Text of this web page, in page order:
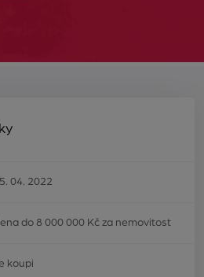
04. 2022
do 8 000 000 Kč za nemovitost
koupi